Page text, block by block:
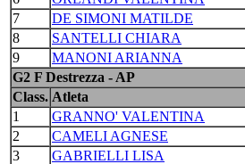
7
DE SIMONI MATILDE
8
SANTELLI CHIARA
9
MANONI ARIANNA
G2 F Destrezza - AP
Class. Atleta
1
GRANNO' VALENTINA
2
CAMELI AGNESE
3
GABRIELLI LISA